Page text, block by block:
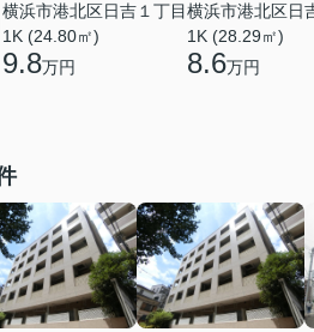
横浜市港北区日吉１丁目
1K (24.80㎡)
9.8万円
横浜市港北区日
1K (28.29㎡)
8.6万円